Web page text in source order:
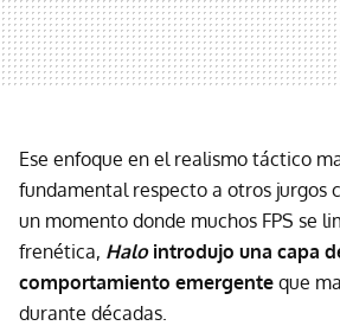
Ese enfoque en el realismo táctico
fundamental respecto a otros jurgos
un momento donde muchos FPS se
frenética, Halointrodujo una capa
comportamiento emergente que
durante décadas.